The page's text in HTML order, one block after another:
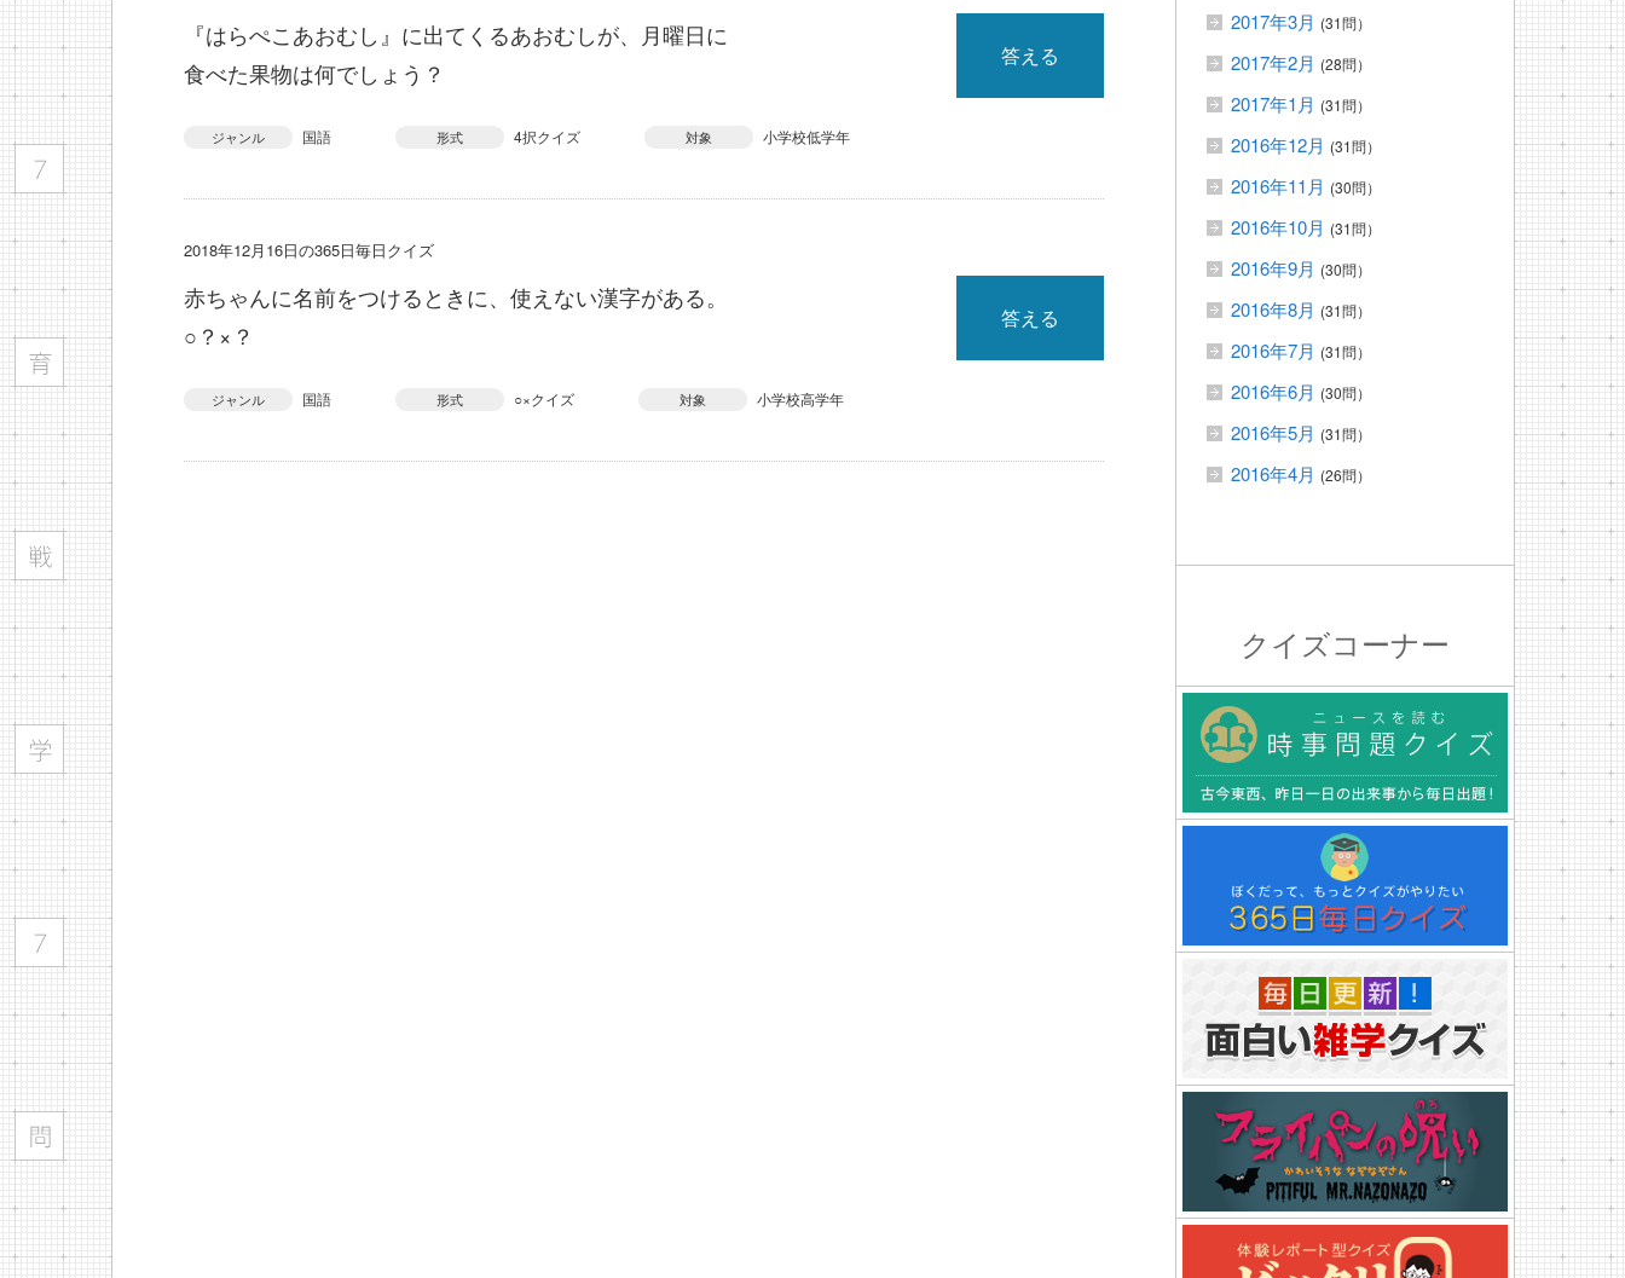
『はらぺこあおむし』に出てくるあおむしが、月曜日に
食べた果物は何でしょう？
答える
ジャンル 国語 形式 4択クイズ 対象 小学校低学年
2018年12月16日の365日毎日クイズ
赤ちゃんに名前をつけるときに、使えない漢字がある。
○？×？
答える
ジャンル 国語 形式 ○×クイズ 対象 小学校高学年
2017年3月 (31問）
2017年2月 (28問）
2017年1月 (31問）
2016年12月 (31問）
2016年11月 (30問）
2016年10月 (31問）
2016年9月 (30問）
2016年8月 (31問）
2016年7月 (31問）
2016年6月 (30問）
2016年5月 (31問）
2016年4月 (26問）
クイズコーナー